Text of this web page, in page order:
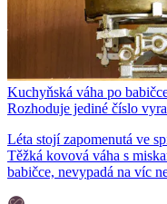
Kuchyňská váha po
Rozhoduje jediné číslo
Léta stojí zapomenutá ve
Těžká kovová váha s
babičce, nevypadá na víc